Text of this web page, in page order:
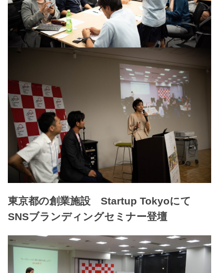
東京都の創業施設 Startup Tokyoにて
SNSブランディングセミナー登壇